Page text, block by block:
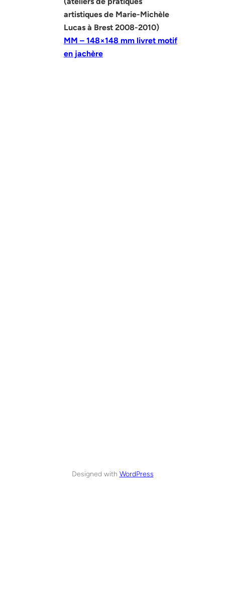
artistiques de Marie-Michèle
Lucas à Brest 2008-2010)
MM – 148×148 mm livret motif
en jachère
Designed with WordPress